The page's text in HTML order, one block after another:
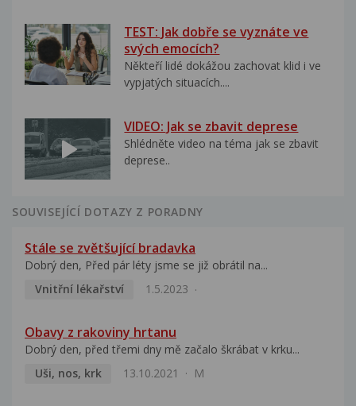
TEST: Jak dobře se vyznáte ve
svých emocích?
Někteří lidé dokážou zachovat klid i ve
vypjatých situacích....
VIDEO: Jak se zbavit deprese
Shlédněte video na téma jak se zbavit
deprese..
SOUVISEJÍCÍ DOTAZY Z PORADNY
Stále se zvětšující bradavka
Dobrý den, Před pár léty jsme se již obrátil na...
Vnitřní lékařství
1.5.2023
Obavy z rakoviny hrtanu
Dobrý den, před třemi dny mě začalo škrábat v krku...
Uši, nos, krk
13.10.2021 M